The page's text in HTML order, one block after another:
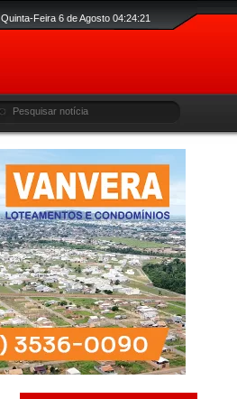
Quinta-Feira 6 de Agosto 04:24:22